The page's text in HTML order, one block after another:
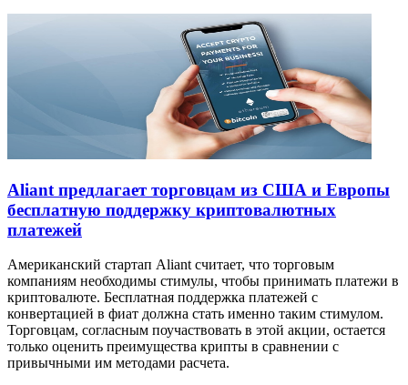
Aliant предлагает торговцам из США и Европы
бесплатную поддержку криптовалютных
платежей
Американский стартап Aliant считает, что торговым
компаниям необходимы стимулы, чтобы принимать платежи в
криптовалюте. Бесплатная поддержка платежей с
конвертацией в фиат должна стать именно таким стимулом.
Торговцам, согласным поучаствовать в этой акции, остается
только оценить преимущества крипты в сравнении с
привычными им методами расчета.